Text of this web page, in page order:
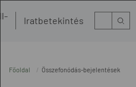
Iratbetekintés Kereső
Főoldal Összefonódás-bejelentések